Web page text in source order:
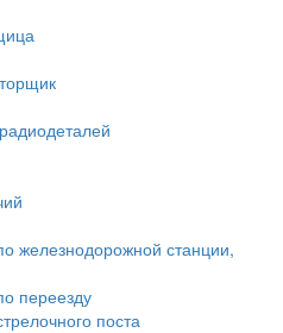
железнодорожной станции,
переезду
поста